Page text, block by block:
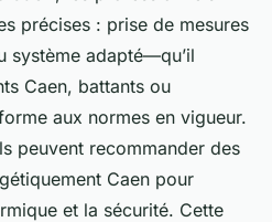
précises : prise de mesures
système adapté—qu’il
Caen, battants ou
aux normes en vigueur.
peuvent recommander des
Caen pour
et la sécurité. Cette